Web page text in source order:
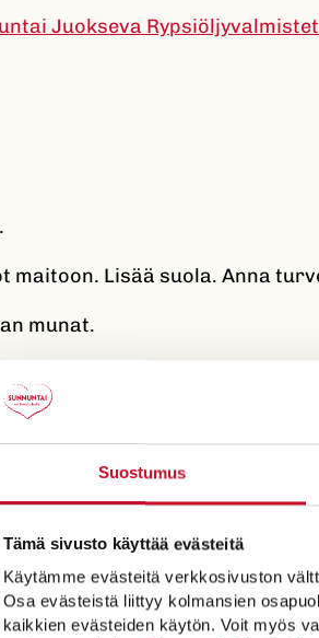
Suostumus
Tämä sivusto käyttää evästeitä
Käytämme evästeitä verkkosivuston
Osa evästeistä liittyy kolmansien
kaikkien evästeiden käytön. Voit myös
Juokseva
maitoon. Lisää suola. Anna
munat.
ohukaispannussa pieniä
sokeria. Tarjoa hillon kanssa.
kylmä vesi.
ohukais- ja vohvelijauhe.